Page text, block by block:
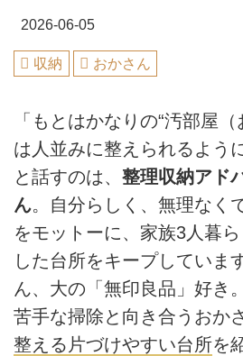
2026-06-05
収納 おかさん
「もとはかなりの“汚部屋
は人並みに整えられるよう
と話すのは、 整理収納アド
ん。自分らしく、無理なく
をモットーに、家族3人暮
した台所をキープしていま
ん、大の「無印良品」好き
苦手な掃除と向き合うおか
整える片づけやすい台所を